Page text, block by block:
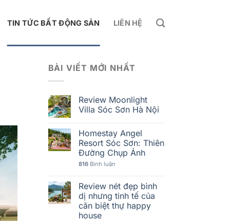
TIN TỨC BẤT ĐỘNG SẢN LIÊN HỆ
BÀI VIẾT MỚI NHẤT
Review Moonlight
Villa Sóc Sơn Hà Nội
Homestay Angel
Resort Sóc Sơn: Thiên
Đường Chụp Ảnh
816Bình luận
Review nét đẹp bình
dị nhưng tinh tế của
căn biệt thự happy
house